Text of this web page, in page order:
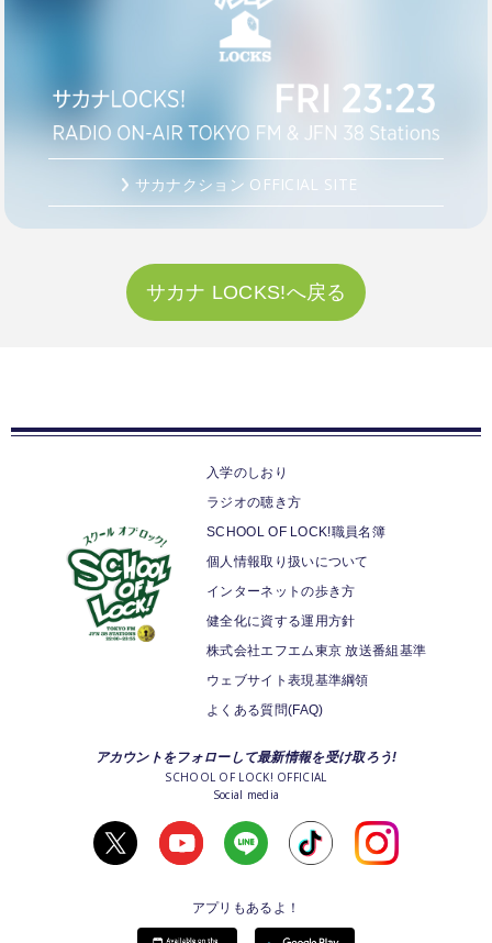
サカナクション OFFICIAL SITE
サカナ LOCKS!へ戻る
入学のしおり
ラジオの聴き方
SCHOOL OF LOCK!職員名簿
個人情報取り扱いについて
インターネットの歩き方
健全化に資する運用方針
株式会社エフエム東京 放送番組基準
ウェブサイト表現基準綱領
よくある質問(FAQ)
アカウントをフォローして最新情報を受け取ろう!
SCHOOL OF LOCK! OFFICIAL
Social media
アプリもあるよ！